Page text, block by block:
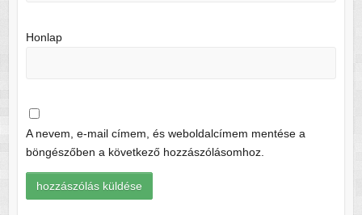
Honlap
A nevem, e-mail címem, és weboldalcímem mentése a
böngészőben a következő hozzászólásomhoz.